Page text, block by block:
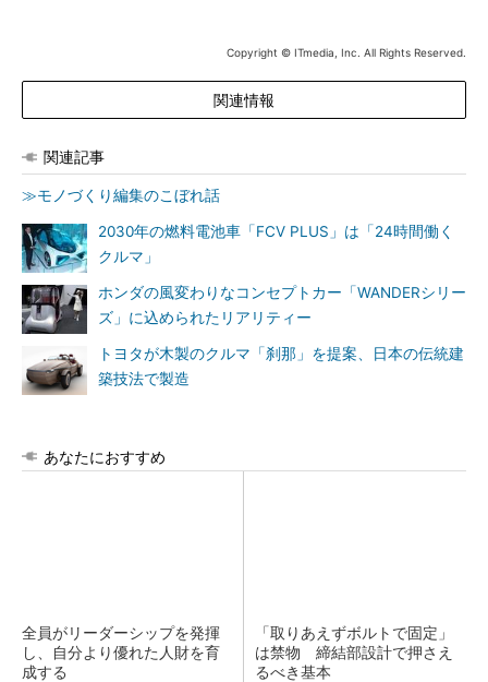
Copyright © ITmedia, Inc. All Rights Reserved.
関連情報
関連記事
≫モノづくり編集のこぼれ話
2030年の燃料電池車「FCV PLUS」は「24時間働く
クルマ」
ホンダの風変わりなコンセプトカー「WANDERシリー
ズ」に込められたリアリティー
トヨタが木製のクルマ「刹那」を提案、日本の伝統建
築技法で製造
あなたにおすすめ
全員がリーダーシップを発揮
し、自分より優れた人財を育
成する
「取りあえずボルトで固定」
は禁物 締結部設計で押さえ
るべき基本